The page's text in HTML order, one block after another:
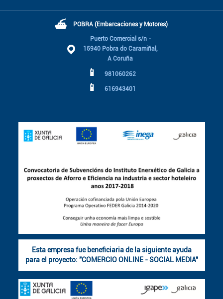
⛴ POBRA (Embarcaciones y Motores)
Puerto Comercial s/n -
15940 Pobra do Caramiñal,
A Coruña
📱 981060262
📱 616943401
Esta empresa fue beneficiaria de la siguiente ayuda
para el proyecto: "COMERCIO ONLINE - SOCIAL MEDIA"